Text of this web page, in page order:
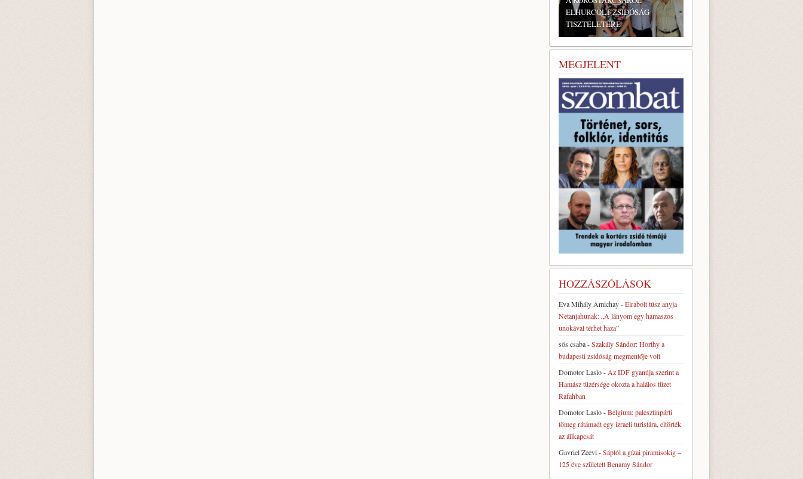
ELHURCOLT ZSIDÓSÁG
TISZTELETÉRE
MEGJELENT
HOZZÁSZÓLÁSOK
Eva Mihály Amichay-Elrabolt túsz anyja
Netanjahunak: „A lányom egy hamaszos
unokával térhet haza”
sós csaba-Szakály Sándor: Horthy a
budapesti zsidóság megmentője volt
Domotor Laslo- Az IDF gyanúja szerint a
Hamász tüzérsége okozta a halálos tüzet
Rafahban
Domotor Laslo-Belgium: palesztinpárti
tömeg rátámadt egy izraeli turistára, eltörték
az állkapcsát
Gavriel Zeevi-Sáptól a gízai piramisokig –
125 éve született Benamy Sándor